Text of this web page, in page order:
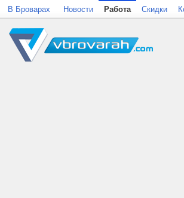
В Броварах Новости Работа Скидки